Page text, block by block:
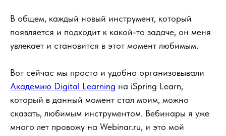
В общем, каждый новый инструмент, который
появляется и подходит к какой-то задаче, он меня
увлекает и становится в этот момент любимым.
Вот сейчас мы просто и удобно организовывали
Академию Digital Learning на iSpring Learn,
который в данный момент стал моим, можно
сказать, любимым инструментом. Вебинары я уже
много лет провожу на Webinar.ru, и это мой